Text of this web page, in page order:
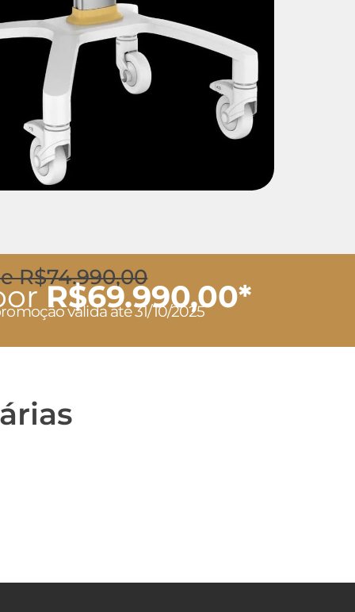
R$74.990,00
R$69.990,00*
válida até 31/10/2025